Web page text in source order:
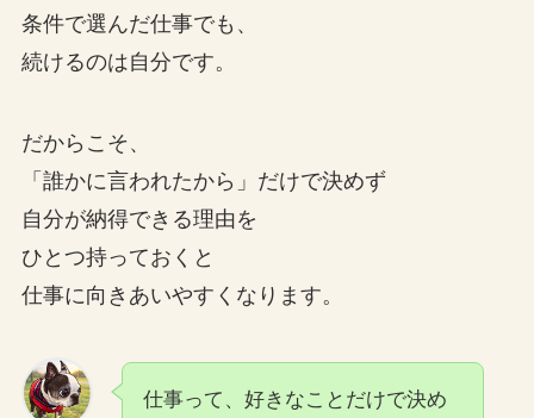
条件で選んだ仕事でも、
続けるのは自分です。
だからこそ、
「誰かに言われたから」だけで決めず
自分が納得できる理由を
ひとつ持っておくと
仕事に向きあいやすくなります。
仕事って、好きなことだけで決め